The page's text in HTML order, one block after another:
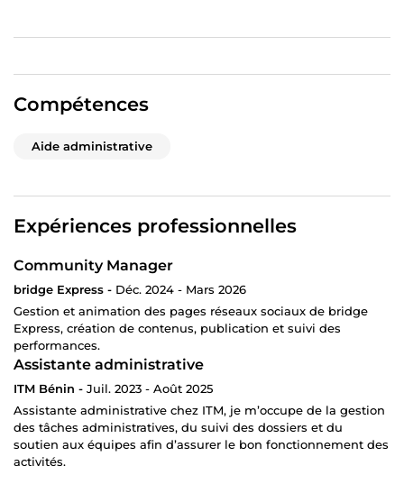
Compétences
Aide administrative
Expériences professionnelles
Community Manager
bridge Express - Déc. 2024 - Mars 2026
Gestion et animation des pages réseaux sociaux de bridge
Express, création de contenus, publication et suivi des
performances.
Assistante administrative
ITM Bénin - Juil. 2023 - Août 2025
Assistante administrative chez ITM, je m’occupe de la gestion
des tâches administratives, du suivi des dossiers et du
soutien aux équipes afin d’assurer le bon fonctionnement des
activités.